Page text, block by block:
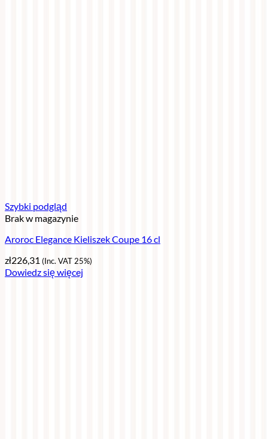
Szybki podgląd
Brak w magazynie
Aroroc Elegance Kieliszek Coupe 16 cl
zł226,31 (Inc. VAT 25%)
Dowiedz się więcej